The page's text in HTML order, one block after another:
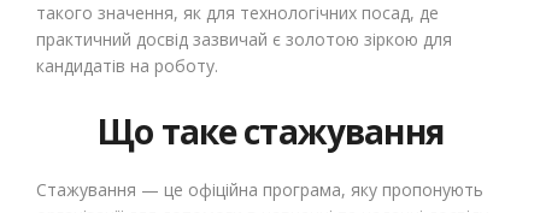
такого значення, як для технологічних посад, де
практичний досвід зазвичай є золотою зіркою для
кандидатів на роботу.
Що таке стажування
Стажування — це офіційна програма, яку пропонують